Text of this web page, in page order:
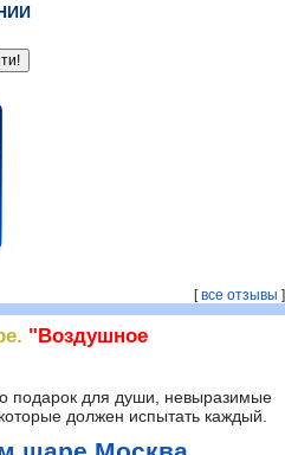
[все отзывы ]
"Воздушное
подарок для души, невыразимые
должен испытать каждый.